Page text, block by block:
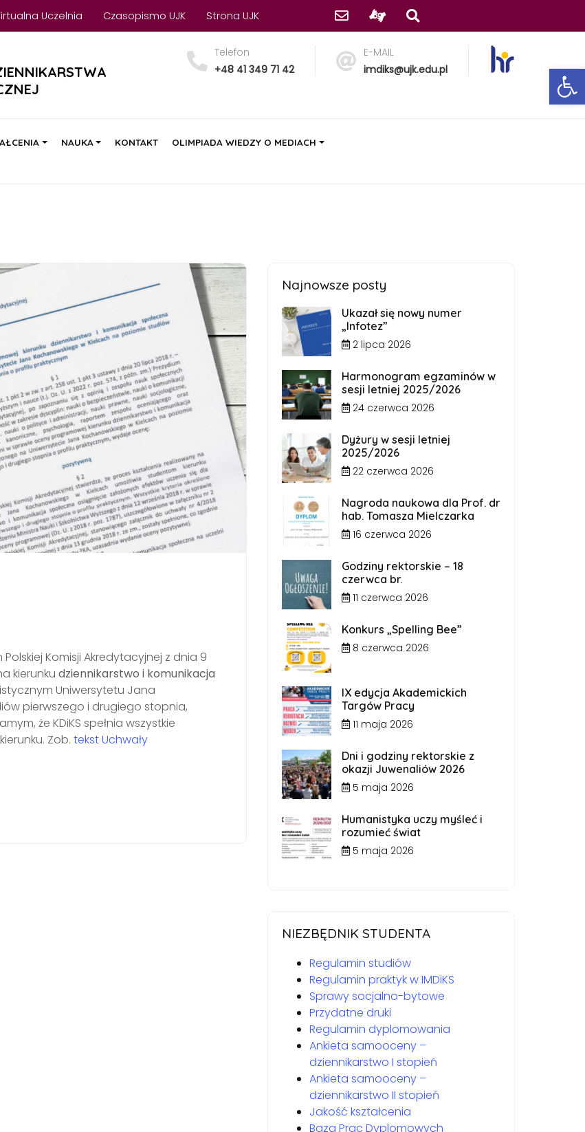
Uczelnia Czasopismo UJK Strona UJK
Telefon
+48 41 349 71 42
E-MAIL
imdiks@ujk.edu.pl
NAUKA KONTAKT
OLIMPIADA WIEDZY O MEDIACH
Komisji Akredytacyjnej z dnia 9
kierunku dziennikarstwo i komunikacja
Uniwersytetu Jana
pierwszego i drugiego stopnia,
że KDiKS spełnia wszystkie
Zob. tekst Uchwały
Najnowsze posty
Ukazał się nowy numer
„Infotez”
2 lipca 2026
Harmonogram egzaminów w
sesji letniej 2025/2026
24 czerwca 2026
Dyżury w sesji letniej
2025/2026
22 czerwca 2026
Nagroda naukowa dla Prof. dr
hab. Tomasza Mielczarka
16 czerwca 2026
Godziny rektorskie – 18
czerwca br.
11 czerwca 2026
Konkurs „Spelling Bee”
8 czerwca 2026
IX edycja Akademickich
Targów Pracy
11 maja 2026
Dni i godziny rektorskie z
okazji Juwenaliów 2026
5 maja 2026
Humanistyka uczy myśleć i
rozumieć świat
5 maja 2026
NIEZBĘDNIK STUDENTA
Regulamin studiów
Regulamin praktyk w IMDiKS
Sprawy socjalno-bytowe
Przydatne druki
Regulamin dyplomowania
Ankieta samooceny –
dziennikarstwo I stopień
Ankieta samooceny –
dziennikarstwo II stopień
Jakość kształcenia
Baza Prac Dyplomowych